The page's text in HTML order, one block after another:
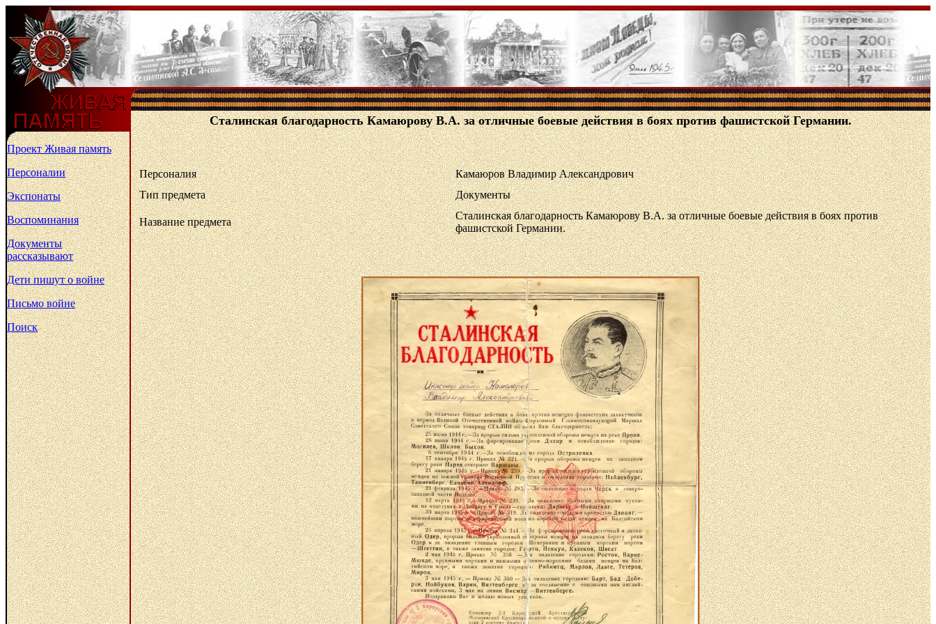
Сталинская благодарность Камаюрову В.А. за отличные боевые действия в боях против фашистской Германии.
Проект Живая память
Персоналии
Экспонаты
Воспоминания
Документы
рассказывают
Дети пишут о войне
Письмо войне
Поиск
Персоналия
Камаюров Владимир Александрович
Тип предмета
Документы
Название предмета
Сталинская благодарность Камаюрову В.А. за отличные боевые действия в боях против
фашистской Германии.